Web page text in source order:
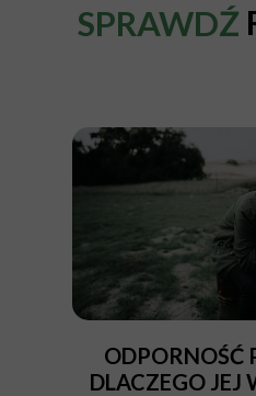
SPRAWDŹ
ODPORNOŚĆ
DLACZEGO